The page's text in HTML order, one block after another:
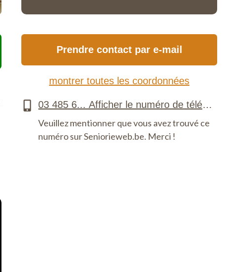
Prendre contact par e-mail
montrer toutes les coordonnées
Veuillez mentionner que vous avez trouvé ce
numéro sur Seniorieweb.be. Merci !